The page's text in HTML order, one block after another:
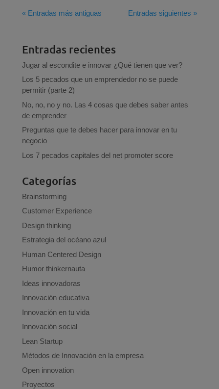
« Entradas más antiguas Entradas siguientes »
Entradas recientes
Jugar al escondite e innovar ¿Qué tienen que ver?
Los 5 pecados que un emprendedor no se puede
permitir (parte 2)
No, no, no y no. Las 4 cosas que debes saber antes
de emprender
Preguntas que te debes hacer para innovar en tu
negocio
Los 7 pecados capitales del net promoter score
Categorías
Brainstorming
Customer Experience
Design thinking
Estrategia del océano azul
Human Centered Design
Humor thinkernauta
Ideas innovadoras
Innovación educativa
Innovación en tu vida
Innovación social
Lean Startup
Métodos de Innovación en la empresa
Open innovation
Proyectos